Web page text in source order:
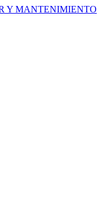
Y MANTENIMIENTO